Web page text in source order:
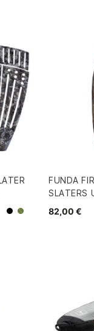
NegroCamo
FUNDA
SLATERS
82,00 €